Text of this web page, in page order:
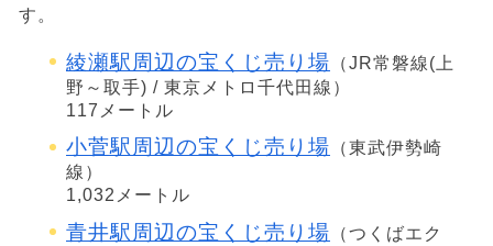
す。
綾瀬駅周辺の宝くじ売り場 （JR常磐線(上
野～取手) / 東京メトロ千代田線）
117メートル
小菅駅周辺の宝くじ売り場 （東武伊勢崎
線）
1,032メートル
青井駅周辺の宝くじ売り場 （つくばエク